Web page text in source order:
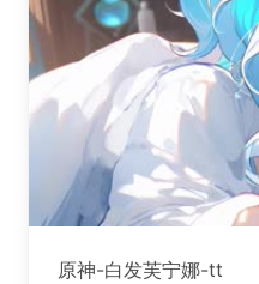
原神-白发芙宁娜-tt